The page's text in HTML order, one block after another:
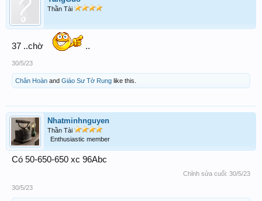
Thần Tài
37 ..chờ ..
30/5/23
Chân Hoàn and Giáo Sư Tờ Rung like this.
Nhatminhnguyen
Thần Tài
Enthusiastic member
Có 50-650-650 xc 96Abc
Chỉnh sửa cuối: 30/5/23
30/5/23